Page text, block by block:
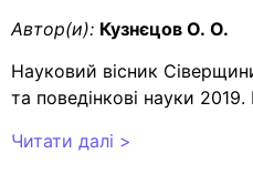
Автор(и): Кузнєцов О. О.
Науковий вісник
та поведінкові науки
Читати далі >